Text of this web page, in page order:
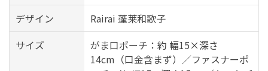
デザイン
Rairai 蓬莱和歌子
サイズ
がま口ポーチ：約 幅15×深さ
14cm（口金含まず）／ファスナーポ